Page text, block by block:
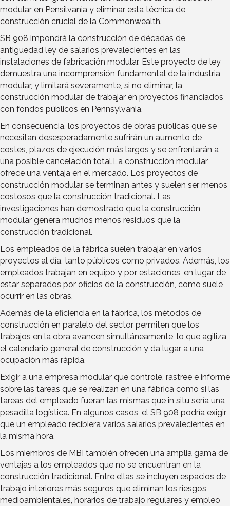
modular en Pensilvania y eliminar esta técnica de
construcción crucial de la Commonwealth.
SB 908 impondrá la construcción de décadas de
antigüedad ley de salarios prevalecientes en las
instalaciones de fabricación modular. Este proyecto de ley
demuestra una incomprensión fundamental de la industria
modular, y limitará severamente, si no eliminar, la
construcción modular de trabajar en proyectos financiados
con fondos públicos en Pennsylvania.
En consecuencia, los proyectos de obras públicas que se
necesitan desesperadamente sufrirán un aumento de
costes, plazos de ejecución más largos y se enfrentarán a
una posible cancelación total.La construcción modular
ofrece una ventaja en el mercado. Los proyectos de
construcción modular se terminan antes y suelen ser menos
costosos que la construcción tradicional. Las
investigaciones han demostrado que la construcción
modular genera muchos menos residuos que la
construcción tradicional.
Los empleados de la fábrica suelen trabajar en varios
proyectos al día, tanto públicos como privados. Además, los
empleados trabajan en equipo y por estaciones, en lugar de
estar separados por oficios de la construcción, como suele
ocurrir en las obras.
Además de la eficiencia en la fábrica, los métodos de
construcción en paralelo del sector permiten que los
trabajos en la obra avancen simultáneamente, lo que agiliza
el calendario general de construcción y da lugar a una
ocupación más rápida.
Exigir a una empresa modular que controle, rastree e informe
sobre las tareas que se realizan en una fábrica como si las
tareas del empleado fueran las mismas que in situ sería una
pesadilla logística. En algunos casos, el SB 908 podría exigir
que un empleado recibiera varios salarios prevalecientes en
la misma hora.
Los miembros de MBI también ofrecen una amplia gama de
ventajas a los empleados que no se encuentran en la
construcción tradicional. Entre ellas se incluyen espacios de
trabajo interiores más seguros que eliminan los riesgos
medioambientales, horarios de trabajo regulares y empleo